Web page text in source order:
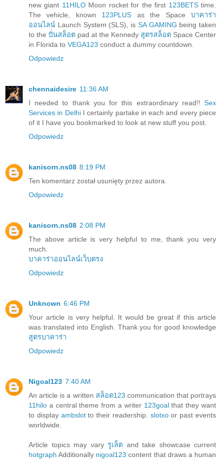
new giant 11HILOMoon rocket for the first 123BETStime.
The vehicle, known 123PLUS as the Spaceบาคาร่า
ออนไลน์ Launch System (SLS), is SA GAMING being taken
to the ปั่นสล็อต pad at the Kennedy สูตรสล็อต Space Center
in Florida to VEGA123 conduct a dummy countdown.
Odpowiedz
chennaidesire 11:36 AM
I needed to thank you for this extraordinary read!! Sex
Services in DelhiI certainly partake in each and every piece
of it I have you bookmarked to look at new stuff you post.
Odpowiedz
kanisorn.ns08 8:19 PM
Ten komentarz został usunięty przez autora.
Odpowiedz
kanisorn.ns08 2:08 PM
The above article is very helpful to me, thank you very
much.
บาคาร่าออนไลน์เว็บตรง
Odpowiedz
Unknown 6:46 PM
Your article is very helpful. It would be great if this article
was translated into English. Thank you for good knowledge
สูตรบาคาร่า
Odpowiedz
Nigoal123 7:40 AM
An article is a written สล็อต123 communication that portrays
11hilo a central theme from a writer 123goalthat they want
to display ambslotto their readership. slotxoor past events
worldwide.
Article topics may vary รูเล็ต and take showcase current
hotgraph Additionally nigoal123 content that draws a human